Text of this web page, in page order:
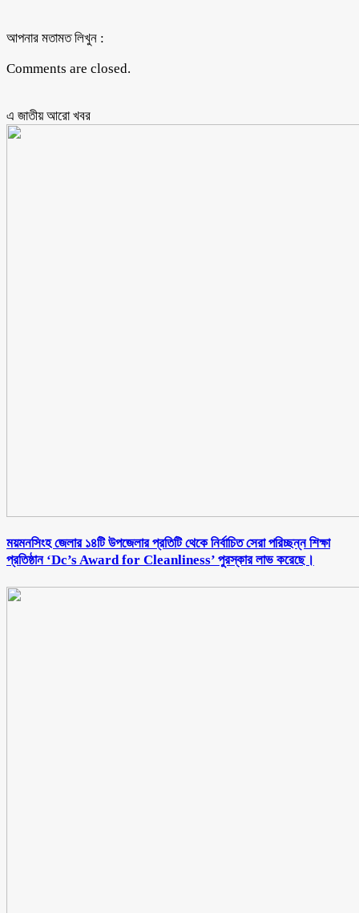
আপনার মতামত লিখুন :
Comments are closed.
এ জাতীয় আরো ‍খবর
ময়মনসিংহ জেলার ১৪টি উপজেলার প্রতিটি থেকে নির্বাচিত সেরা পরিচ্ছন্ন শিক্ষা
প্রতিষ্ঠান ‘Dc’s Award for Cleanliness’ পুরস্কার লাভ করেছে।